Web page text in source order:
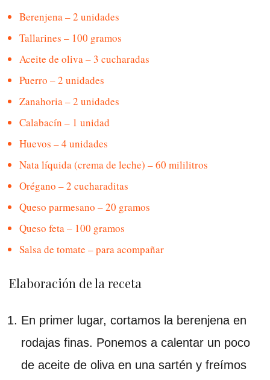
Berenjena – 2 unidades
Tallarines – 100 gramos
Aceite de oliva – 3 cucharadas
Puerro – 2 unidades
Zanahoria – 2 unidades
Calabacín – 1 unidad
Huevos – 4 unidades
Nata líquida (crema de leche) – 60 mililitros
Orégano – 2 cucharaditas
Queso parmesano – 20 gramos
Queso feta – 100 gramos
Salsa de tomate – para acompañar
Elaboración de la receta
En primer lugar, cortamos la berenjena en
rodajas finas. Ponemos a calentar un poco
de aceite de oliva en una sartén y freímos